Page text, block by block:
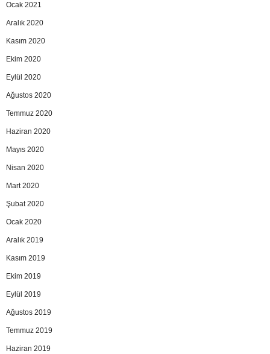
Ocak 2021
Aralık 2020
Kasım 2020
Ekim 2020
Eylül 2020
Ağustos 2020
Temmuz 2020
Haziran 2020
Mayıs 2020
Nisan 2020
Mart 2020
Şubat 2020
Ocak 2020
Aralık 2019
Kasım 2019
Ekim 2019
Eylül 2019
Ağustos 2019
Temmuz 2019
Haziran 2019